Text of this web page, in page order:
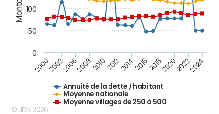
Annuité de la dette / habitant
Moyenne nationale
Moyenne villages de 250 à 500
200020022006200820102012201420162018202020222024
0
50
100
© JDN 2026